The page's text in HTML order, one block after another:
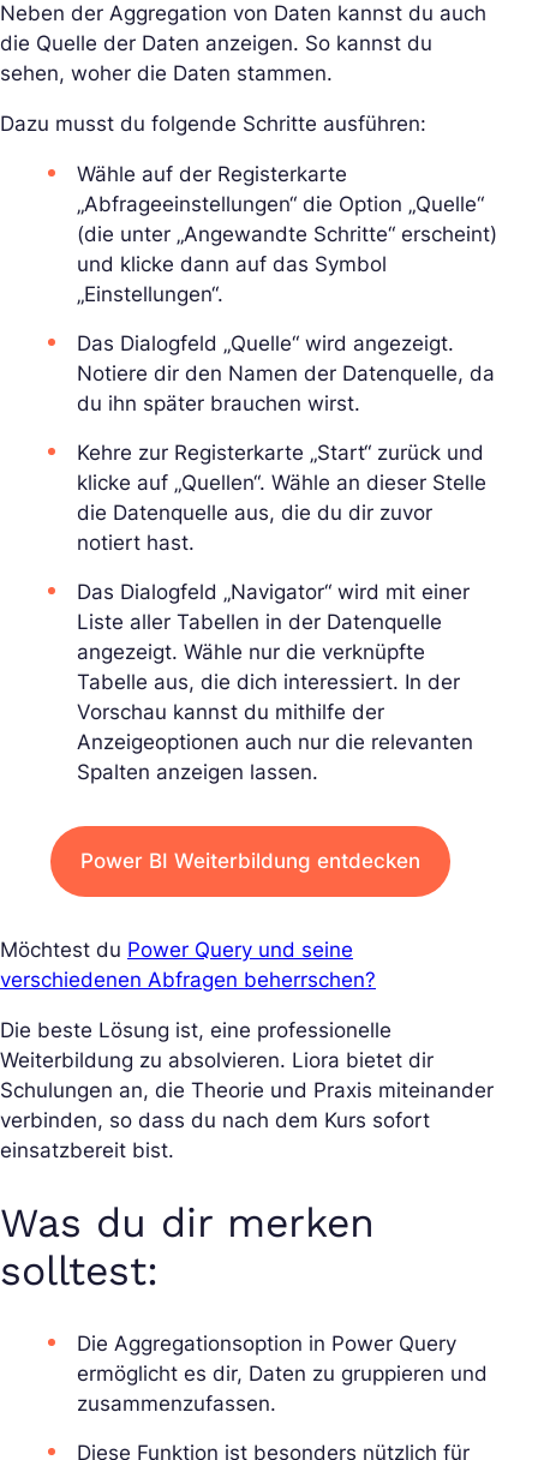
Neben der Aggregation von Daten kannst du auch
die Quelle der Daten anzeigen. So kannst du
sehen, woher die Daten stammen.
Dazu musst du folgende Schritte ausführen:
Wähle auf der Registerkarte
„Abfrageeinstellungen“ die Option „Quelle“
(die unter „Angewandte Schritte“ erscheint)
und klicke dann auf das Symbol
„Einstellungen“.
Das Dialogfeld „Quelle“ wird angezeigt.
Notiere dir den Namen der Datenquelle, da
du ihn später brauchen wirst.
Kehre zur Registerkarte „Start“ zurück und
klicke auf „Quellen“. Wähle an dieser Stelle
die Datenquelle aus, die du dir zuvor
notiert hast.
Das Dialogfeld „Navigator“ wird mit einer
Liste aller Tabellen in der Datenquelle
angezeigt. Wähle nur die verknüpfte
Tabelle aus, die dich interessiert. In der
Vorschau kannst du mithilfe der
Anzeigeoptionen auch nur die relevanten
Spalten anzeigen lassen.
Power BI Weiterbildung entdecken
Möchtest du Power Query und seine
verschiedenen Abfragen beherrschen?
Die beste Lösung ist, eine professionelle
Weiterbildung zu absolvieren. Liora bietet dir
Schulungen an, die Theorie und Praxis miteinander
verbinden, so dass du nach dem Kurs sofort
einsatzbereit bist.
Was du dir merken
solltest:
Die Aggregationsoption in Power Query
ermöglicht es dir, Daten zu gruppieren und
zusammenzufassen.
Diese Funktion ist besonders nützlich für